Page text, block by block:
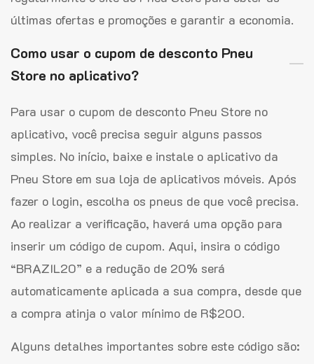
últimas ofertas e promoções e garantir a economia.
Como usar o cupom de desconto Pneu
Store no aplicativo?
Para usar o cupom de desconto Pneu Store no
aplicativo, você precisa seguir alguns passos
simples. No início, baixe e instale o aplicativo da
Pneu Store em sua loja de aplicativos móveis. Após
fazer o login, escolha os pneus de que você precisa.
Ao realizar a verificação, haverá uma opção para
inserir um código de cupom. Aqui, insira o código
“BRAZIL20” e a redução de 20% será
automaticamente aplicada a sua compra, desde que
a compra atinja o valor mínimo de R$200.
Alguns detalhes importantes sobre este código são: